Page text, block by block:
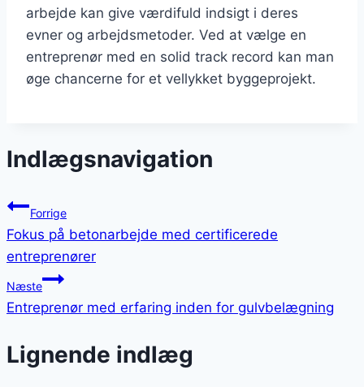
arbejde kan give værdifuld indsigt i deres
evner og arbejdsmetoder. Ved at vælge en
entreprenør med en solid track record kan man
øge chancerne for et vellykket byggeprojekt.
Indlægsnavigation
Forrige
Fokus på betonarbejde med certificerede
entreprenører
Næste
Entreprenør med erfaring inden for gulvbelægning
Lignende indlæg